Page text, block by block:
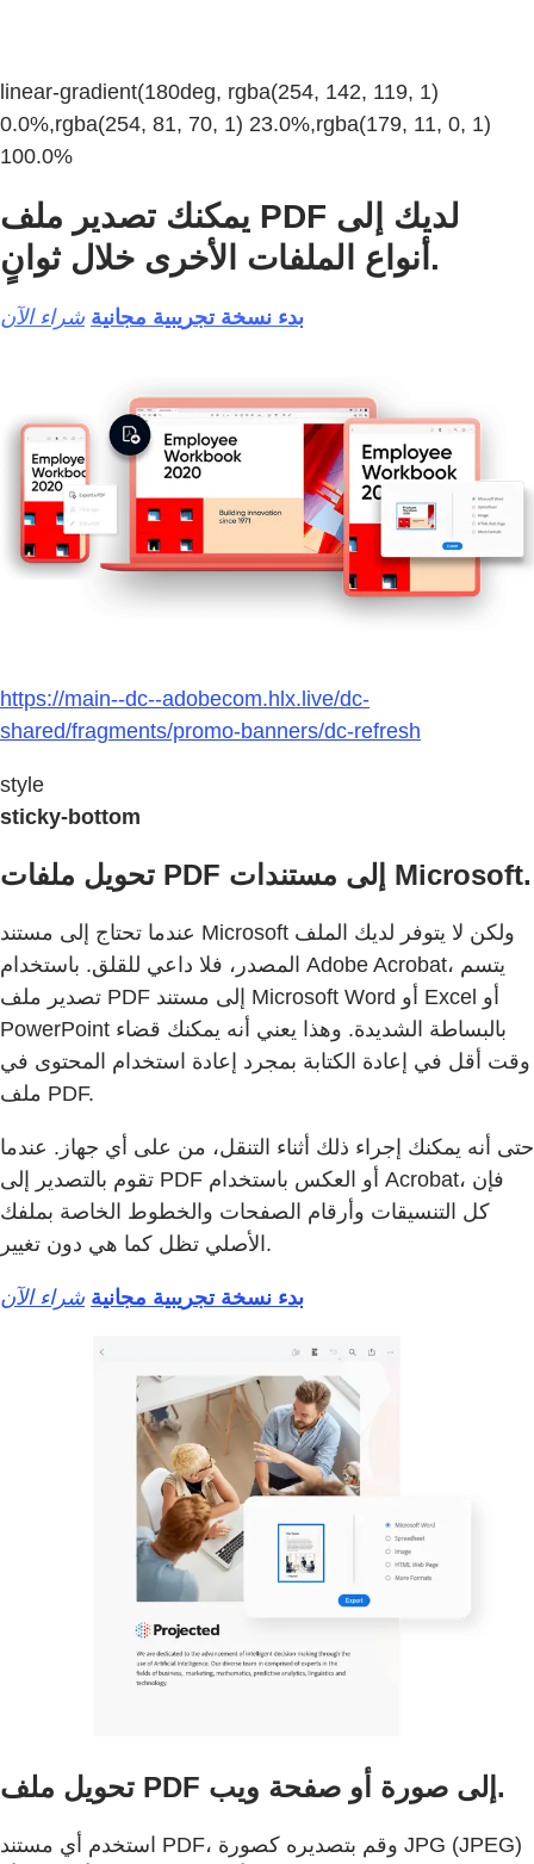
linear-gradient(180deg, rgba(254, 142, 119, 1)
0.0%,rgba(254, 81, 70, 1) 23.0%,rgba(179, 11, 0, 1)
100.0%
يمكنك تصدير ملف PDF لديك إلى
أنواع الملفات الأخرى خلال ثوانٍ.
بدء نسخة تجريبية مجانية شراء الآن
https://main--dc--adobecom.hlx.live/dc-
shared/fragments/promo-banners/dc-refresh
style
sticky-bottom
تحويل ملفات PDF إلى مستندات Microsoft.
عندما تحتاج إلى مستند Microsoft ولكن لا يتوفر لديك الملف
المصدر، فلا داعي للقلق. باستخدام Adobe Acrobat، يتسم
تصدير ملف PDF إلى مستند Microsoft Word أو Excel أو
PowerPoint بالبساطة الشديدة. وهذا يعني أنه يمكنك قضاء
وقت أقل في إعادة الكتابة بمجرد إعادة استخدام المحتوى في
ملف PDF.
حتى أنه يمكنك إجراء ذلك أثناء التنقل، من على أي جهاز. عندما
تقوم بالتصدير إلى PDF أو العكس باستخدام Acrobat، فإن
كل التنسيقات وأرقام الصفحات والخطوط الخاصة بملفك
الأصلي تظل كما هي دون تغيير.
بدء نسخة تجريبية مجانية شراء الآن
تحويل ملف PDF إلى صورة أو صفحة ويب.
استخدم أي مستند PDF، وقم بتصديره كصورة JPG ‏(JPEG)